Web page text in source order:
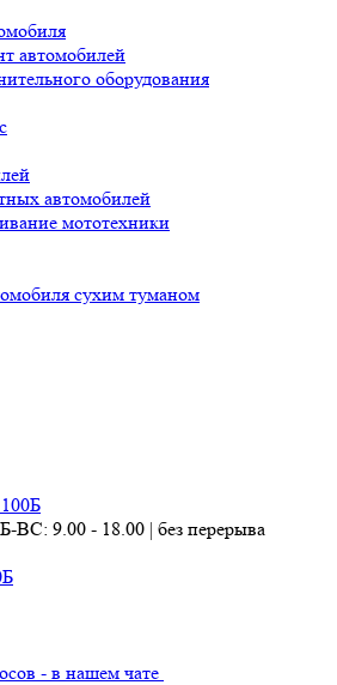
автомобилей
оборудования
автомобилей
мототехники
сухим туманом
9.00 - 18.00 | без перерыва
- в нашем чате